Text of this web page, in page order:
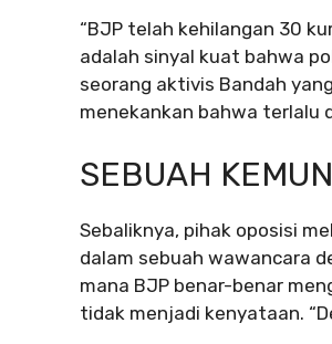
“BJP telah kehilangan 30
adalah sinyal kuat bahwa
seorang aktivis Bandah
menekankan bahwa terlalu
SEBUAH
Sebaliknya, pihak oposisi
dalam sebuah wawancara
mana BJP benar-benar
tidak menjadi kenyataan.